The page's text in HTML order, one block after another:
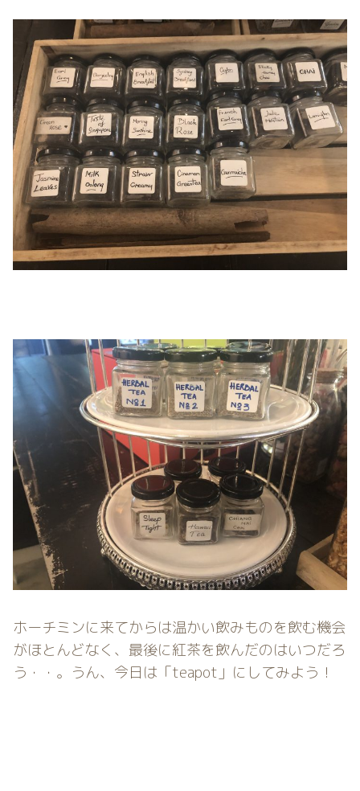
ホーチミンに来てからは温かい飲みものを飲む機会
がほとんどなく、最後に紅茶を飲んだのはいつだろ
う・・。うん、今日は「teapot」にしてみよう！